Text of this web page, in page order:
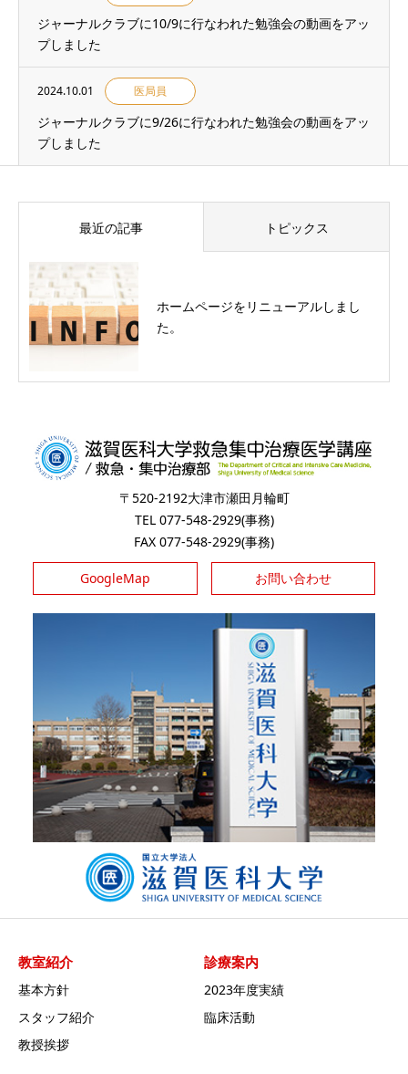
ジャーナルクラブに10/9に行なわれた勉強会の動画をアッ
プしました
2024.10.01 医局員
ジャーナルクラブに9/26に行なわれた勉強会の動画をアッ
プしました
最近の記事 トピックス
ホームページをリニューアルしまし
た。
〒520-2192大津市瀬田月輪町
TEL 077-548-2929(事務)
FAX 077-548-2929(事務)
GoogleMap お問い合わせ
教室紹介
基本方針
スタッフ紹介
教授挨拶
診療案内
2023年度実績
臨床活動